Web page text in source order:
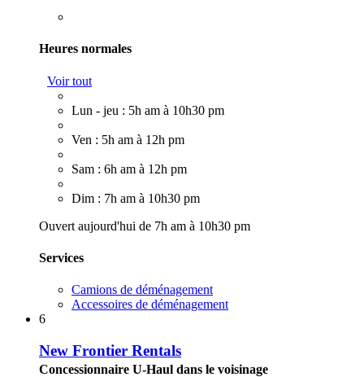
Heures normales
Voir tout
Lun - jeu : 5h am à 10h30 pm
Ven : 5h am à 12h pm
Sam : 6h am à 12h pm
Dim : 7h am à 10h30 pm
Ouvert aujourd'hui de 7h am à 10h30 pm
Services
Camions de déménagement
Accessoires de déménagement
6
New Frontier Rentals
Concessionnaire U-Haul dans le voisinage